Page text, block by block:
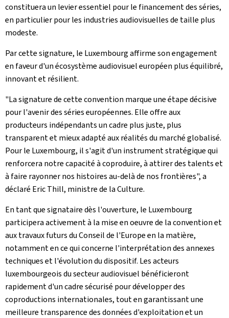
constituera un levier essentiel pour le financement des séries,
en particulier pour les industries audiovisuelles de taille plus
modeste.
Par cette signature, le Luxembourg affirme son engagement
en faveur d'un écosystème audiovisuel européen plus équilibré,
innovant et résilient.
"La signature de cette convention marque une étape décisive
pour l'avenir des séries européennes. Elle offre aux
producteurs indépendants un cadre plus juste, plus
transparent et mieux adapté aux réalités du marché globalisé.
Pour le Luxembourg, il s'agit d'un instrument stratégique qui
renforcera notre capacité à coproduire, à attirer des talents et
à faire rayonner nos histoires au-delà de nos frontières", a
déclaré Eric Thill, ministre de la Culture.
En tant que signataire dès l'ouverture, le Luxembourg
participera activement à la mise en oeuvre de la convention et
aux travaux futurs du Conseil de l'Europe en la matière,
notamment en ce qui concerne l'interprétation des annexes
techniques et l'évolution du dispositif. Les acteurs
luxembourgeois du secteur audiovisuel bénéficieront
rapidement d'un cadre sécurisé pour développer des
coproductions internationales, tout en garantissant une
meilleure transparence des données d'exploitation et un